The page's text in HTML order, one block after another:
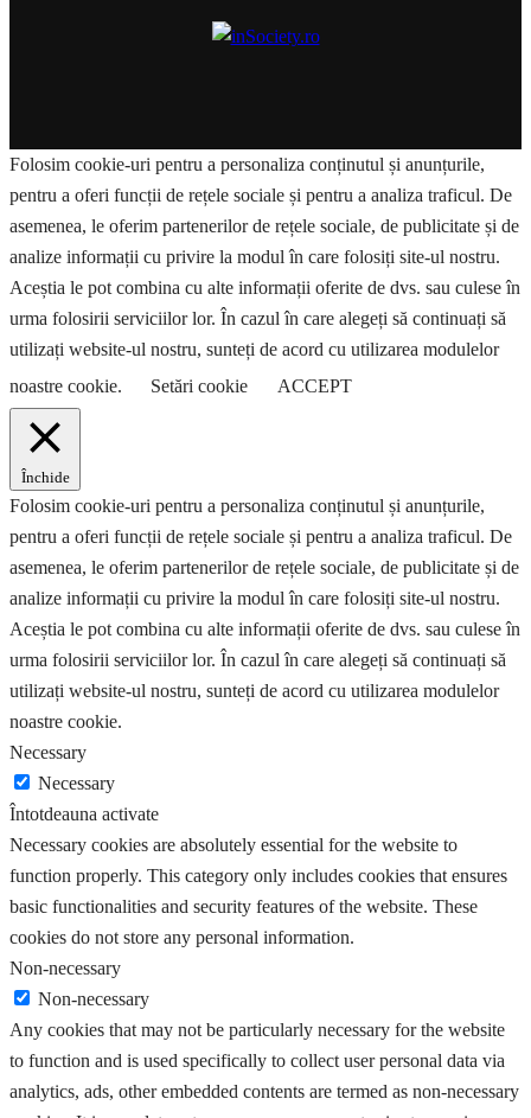
Folosim cookie-uri pentru a personaliza conținutul și anunțurile,
pentru a oferi funcții de rețele sociale și pentru a analiza traficul. De
asemenea, le oferim partenerilor de rețele sociale, de publicitate și de
analize informații cu privire la modul în care folosiți site-ul nostru.
Aceștia le pot combina cu alte informații oferite de dvs. sau culese în
urma folosirii serviciilor lor. În cazul în care alegeți să continuați să
utilizați website-ul nostru, sunteți de acord cu utilizarea modulelor
noastre cookie.
Setări cookie ACCEPT
Închide
Folosim cookie-uri pentru a personaliza conținutul și anunțurile,
pentru a oferi funcții de rețele sociale și pentru a analiza traficul. De
asemenea, le oferim partenerilor de rețele sociale, de publicitate și de
analize informații cu privire la modul în care folosiți site-ul nostru.
Aceștia le pot combina cu alte informații oferite de dvs. sau culese în
urma folosirii serviciilor lor. În cazul în care alegeți să continuați să
utilizați website-ul nostru, sunteți de acord cu utilizarea modulelor
noastre cookie.
Necessary
Necessary
Întotdeauna activate
Necessary cookies are absolutely essential for the website to
function properly. This category only includes cookies that ensures
basic functionalities and security features of the website. These
cookies do not store any personal information.
Non-necessary
Non-necessary
Any cookies that may not be particularly necessary for the website
to function and is used specifically to collect user personal data via
analytics, ads, other embedded contents are termed as non-necessary